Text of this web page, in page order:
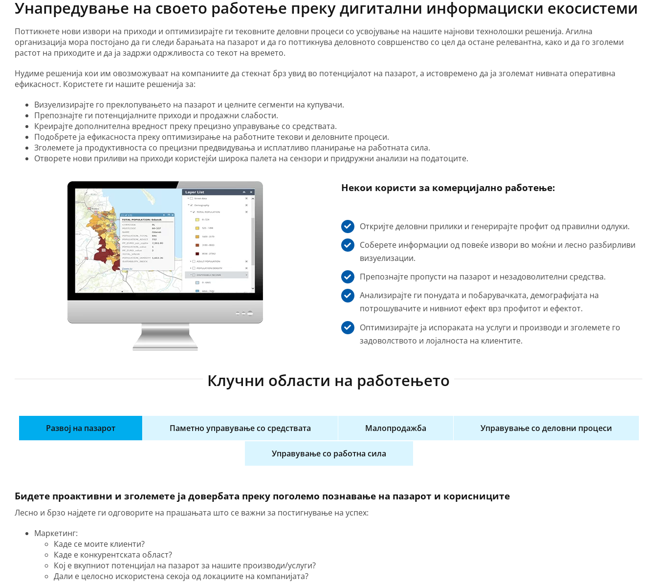
Унапредување на своето работење преку дигитални информациски екосистеми
Поттикнете нови извори на приходи и оптимизирајте ги тековните деловни процеси со усвојување на нашите најнови технолошки решенија. Агилна
организација мора постојано да ги следи барањата на пазарот и да го поттикнува деловното совршенство со цел да остане релевантна, како и да го зголеми
растот на приходите и да ја задржи одржливоста со текот на времето.
Нудиме решенија кои им овозможуваат на компаниите да стекнат брз увид во потенцијалот на пазарот, а истовремено да ја зголемат нивната оперативна
ефикасност. Користете ги нашите решенија за:
Визуелизирајте го преклопувањето на пазарот и целните сегменти на купувачи.
Препознајте ги потенцијалните приходи и продажни слабости.
Креирајте дополнителна вредност преку прецизно управување со средствата.
Подобрете ја ефикасноста преку оптимизирање на работните текови и деловните процеси.
Зголемете ја продуктивноста со прецизни предвидувања и исплатливо планирање на работната сила.
Отворете нови приливи на приходи користејќи широка палета на сензори и придружни анализи на податоците.
Некои користи за комерцијално работење:
Откријте деловни прилики и генерирајте профит од правилни одлуки.
Соберете информации од повеќе извори во моќни и лесно разбирливи
визуелизации.
Препознајте пропусти на пазарот и незадоволителни средства.
Анализирајте ги понудата и побарувачката, демографијата на
потрошувачите и нивниот ефект врз профитот и ефектот.
Оптимизирајте ја испораката на услуги и производи и зголемете го
задоволството и лојалноста на клиентите.
Клучни области на работењето
Развој на пазарот Паметно управување со средствата Малопродажба Управување со деловни процеси
Управување со работна сила
Бидете проактивни и зголемете ја довербата преку поголемо познавање на пазарот и корисниците
Лесно и брзо најдете ги одговорите на прашањата што се важни за постигнување на успех:
Маркетинг:
Каде се моите клиенти?
Каде е конкурентската област?
Кој е вкупниот потенцијал на пазарот за нашите производи/услуги?
Дали е целосно искористена секоја од локациите на компанијата?